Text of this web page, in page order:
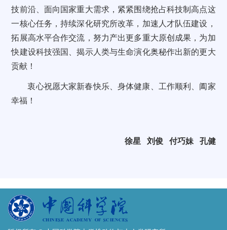
技前沿、面向国家重大需求，紧紧围绕抢占科技制高点这
一核心任务，持续深化研究所改革，加速人才队伍建设，
拓展高水平合作交流，努力产出更多重大原创成果，为加
快建设科技强国、揭示人类与生命演化奥秘作出新的更大
贡献！
衷心祝愿大家新春快乐、身体健康、工作顺利、阖家
幸福！
徐星 刘俊 付巧妹 孔健